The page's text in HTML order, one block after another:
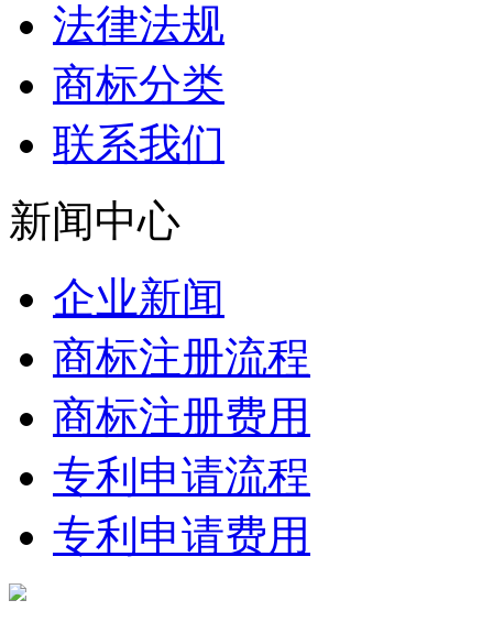
法律法规
商标分类
联系我们
新闻中心
企业新闻
商标注册流程
商标注册费用
专利申请流程
专利申请费用